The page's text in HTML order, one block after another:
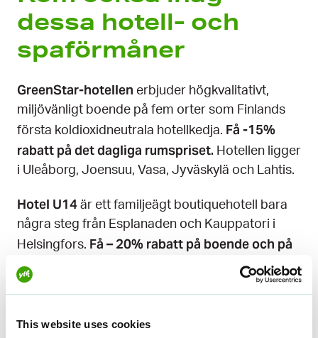
This website uses cookies
dessa hotell- och
spaförmåner
GreenStar-hotellen erbjuder högkvalitativt,
miljövänligt boende på fem orter som Finlands
första koldioxidneutrala hotellkedja. Få -15%
rabatt på det dagliga rumspriset. Hotellen ligger
i Uleåborg, Joensuu, Vasa, Jyväskylä och Lahtis.
Hotel U14 är ett familjeägt boutiquehotell bara
några steg från Esplanaden och Kauppatori i
Helsingfors. Få – 20% rabatt på boende och på
mat och alkoholfria drycker i hotellets
restaurang Version.
PåIkaalinen Spafår du rabatt på rumspriserna